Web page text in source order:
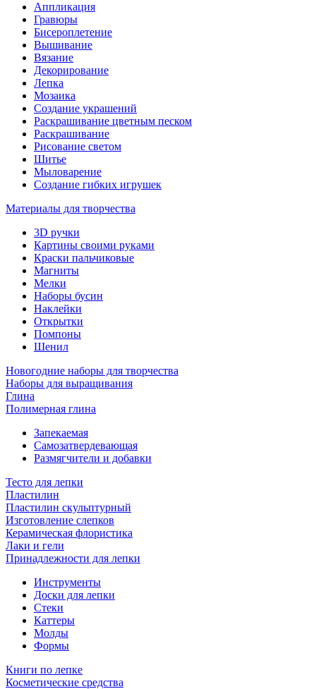
Аппликация
Гравюры
Бисероплетение
Вышивание
Вязание
Декорирование
Лепка
Мозаика
Создание украшений
Раскрашивание цветным песком
Раскрашивание
Рисование светом
Шитье
Мыловарение
Создание гибких игрушек
Материалы для творчества
3D ручки
Картины своими руками
Краски пальчиковые
Магниты
Мелки
Наборы бусин
Наклейки
Открытки
Помпоны
Шенил
Новогодние наборы для творчества
Наборы для выращивания
Глина
Полимерная глина
Запекаемая
Самозатвердевающая
Размягчители и добавки
Тесто для лепки
Пластилин
Пластилин скульптурный
Изготовление слепков
Керамическая флористика
Лаки и гели
Принадлежности для лепки
Инструменты
Доски для лепки
Стеки
Каттеры
Молды
Формы
Книги по лепке
Косметические средства